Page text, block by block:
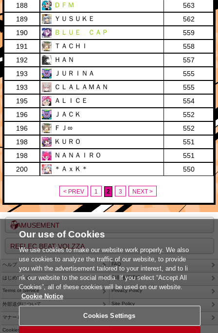
188
ＤＦＭ
563
189
ＹＵＳＵＫＥ
562
190
ＢＬＵＥ ＣＡＰ
559
191
ＴＡＣＨＩ
558
192
ＨＡＮ
557
193
ＪＵＲＩＮＡ
555
193
ＣＬＡＬＡＭＡＮ
555
195
ＡＬＩＣＥ
554
196
ＪＡＣＫ
552
196
ＦＪ∞
552
198
ＫＵＲＯ
551
198
ＮＡＮＡＩＲＯ
551
200
＊ＡｘＫ＊ 550
< PREV 1 2 3 NEXT >
e-AMUSEMENT
REFLEC BEAT VOLZZA
ヘルプ FAQ
はじめての方 利用推奨環境
Terms of Service Privacy Policy
外部送信について Site Policy
マナー＆ルール Contact Us
Cookies Settings
Our use of Cookies
We use cookies to make our website work properly. We also
use cookies to analyze the traffic of our website, to provide
you with the advertisement tailored to your interest, and to li
nk our website to the social media. If you select “Accept All
Cookies”, all of these cookies will be used on our website.
Cookie Notice
Cookies Settings